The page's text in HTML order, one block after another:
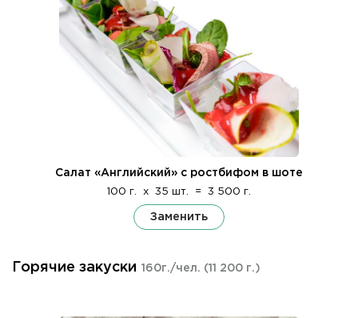
Салат «Английский» с ростбифом в шоте
100 г. x 35 шт. = 3 500 г.
Заменить
Горячие закуски 160г./чел. (11 200 г.)